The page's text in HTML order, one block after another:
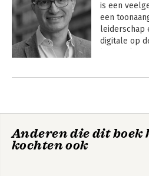
is een
een
leiderschap
digitale op
Hij is
in Boston.
helpen om
Andere boeken
Anderen die dit boek
kochten ook